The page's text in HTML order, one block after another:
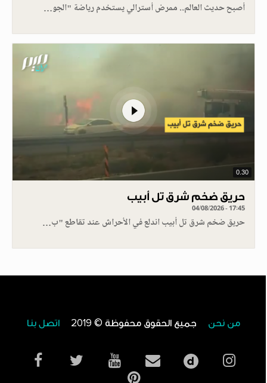
أصبح حديث العالم.. ممرض أسترالي يستخدم رياضة "الجو…
0.30
حريق ضخم شرق تل أبيب
04/08/2026 - 17:45
حريق ضخم شرق تل أبيب اندلع في الأحراش عند تقاطع "ب…
من نحن جميع الحقوق محفوظة © 2019 اتصل بنا